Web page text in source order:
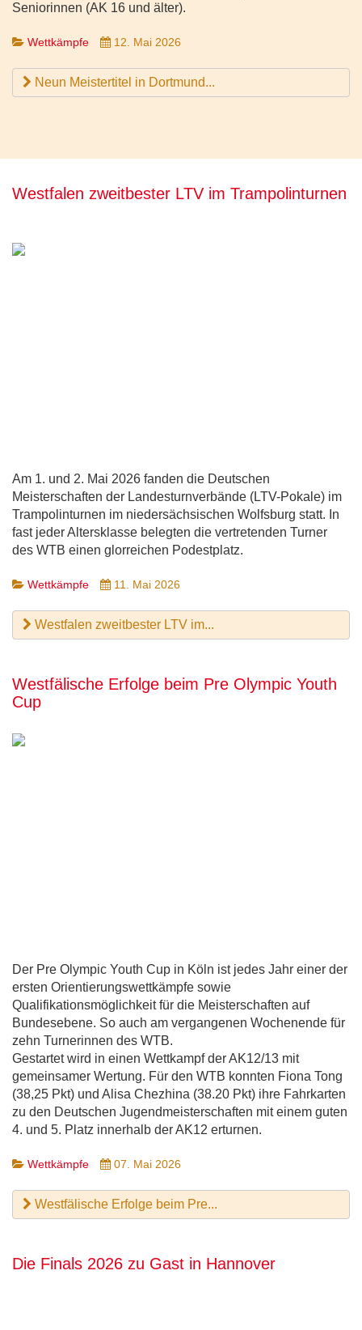
Seniorinnen (AK 16 und älter).
Wettkämpfe 12. Mai 2026
Neun Meistertitel in Dortmund...
Westfalen zweitbester LTV im Trampolinturnen
Am 1. und 2. Mai 2026 fanden die Deutschen
Meisterschaften der Landesturnverbände (LTV-Pokale) im
Trampolinturnen im niedersächsischen Wolfsburg statt. In
fast jeder Altersklasse belegten die vertretenden Turner
des WTB einen glorreichen Podestplatz.
Wettkämpfe 11. Mai 2026
Westfalen zweitbester LTV im...
Westfälische Erfolge beim Pre Olympic Youth
Cup
Der Pre Olympic Youth Cup in Köln ist jedes Jahr einer der
ersten Orientierungswettkämpfe sowie
Qualifikationsmöglichkeit für die Meisterschaften auf
Bundesebene. So auch am vergangenen Wochenende für
zehn Turnerinnen des WTB.
Gestartet wird in einen Wettkampf der AK12/13 mit
gemeinsamer Wertung. Für den WTB konnten Fiona Tong
(38,25 Pkt) und Alisa Chezhina (38.20 Pkt) ihre Fahrkarten
zu den Deutschen Jugendmeisterschaften mit einem guten
4. und 5. Platz innerhalb der AK12 erturnen.
Wettkämpfe 07. Mai 2026
Westfälische Erfolge beim Pre...
Die Finals 2026 zu Gast in Hannover